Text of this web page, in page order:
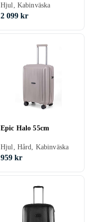
Hjul, Kabinväska
2 099 kr
Epic Halo 55cm
Hjul, Hård, Kabinväska
959 kr